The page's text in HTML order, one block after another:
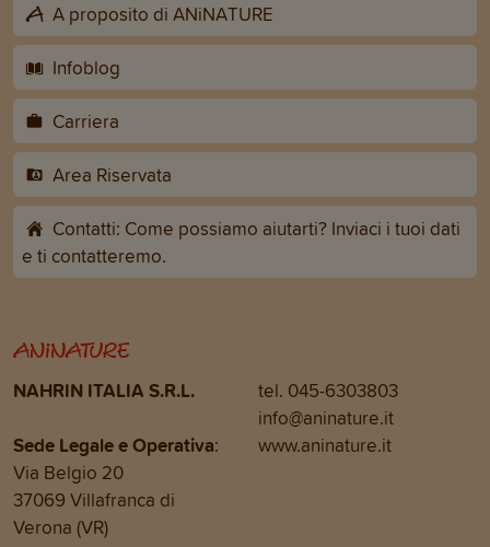
A proposito di ANiNATURE
Infoblog
Carriera
Area Riservata
Contatti: Come possiamo aiutarti? Inviaci i tuoi dati
e ti contatteremo.
NAHRIN ITALIA S.R.L.
Sede Legale e Operativa:
Via Belgio 20
37069 Villafranca di
Verona (VR)
tel. 045-6303803
info@aninature.it
www.aninature.it